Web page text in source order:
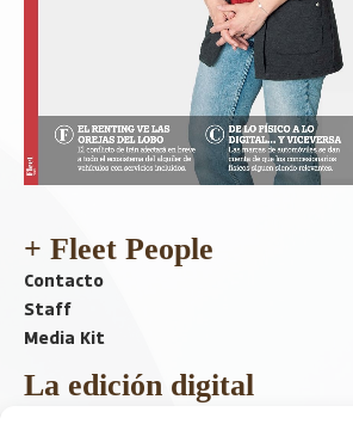
+ Fleet People
Contacto
Staff
Media Kit
La edición digital